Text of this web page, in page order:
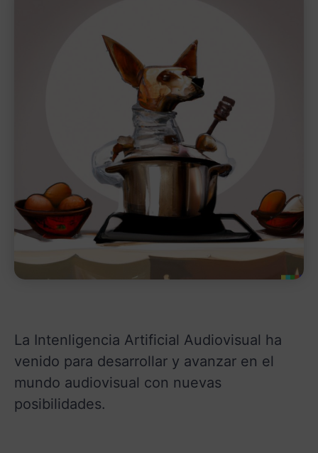
La Intenligencia Artificial Audiovisual ha
venido para desarrollar y avanzar en el
mundo audiovisual con nuevas
posibilidades.